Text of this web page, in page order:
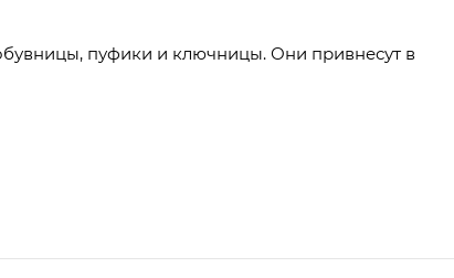
пуфики и ключницы. Они привнесут в